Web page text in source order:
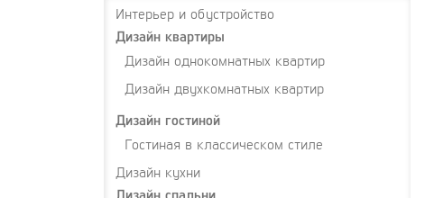
Интерьер и обустройство
Дизайн квартиры
Дизайн однокомнатных квартир
Дизайн двухкомнатных квартир
Дизайн гостиной
Гостиная в классическом стиле
Дизайн кухни